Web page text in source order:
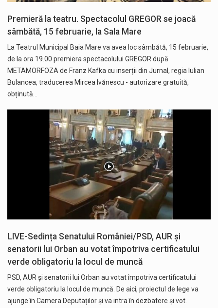
Premieră la teatru. Spectacolul GREGOR se joacă
sâmbătă, 15 februarie, la Sala Mare
La Teatrul Municipal Baia Mare va avea loc sâmbătă, 15 februarie,
de la ora 19.00 premiera spectacolului GREGOR după
METAMORFOZA de Franz Kafka cu inserții din Jurnal, regia Iulian
Bulancea, traducerea Mircea Ivănescu - autorizare gratuită,
obținută…
LIVE-Sedința Senatului României/PSD, AUR și
senatorii lui Orban au votat împotriva certificatului
verde obligatoriu la locul de muncă
PSD, AUR și senatorii lui Orban au votat împotriva certificatului
verde obligatoriu la locul de muncă. De aici, proiectul de lege va
ajunge în Camera Deputaților și va intra în dezbatere și vot.